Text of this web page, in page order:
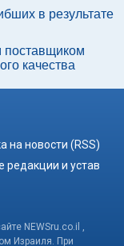
в результате
поставщиком
качества
на новости (RSS)
редакции и устав
NEWSru.co.il ,
Израиля. При